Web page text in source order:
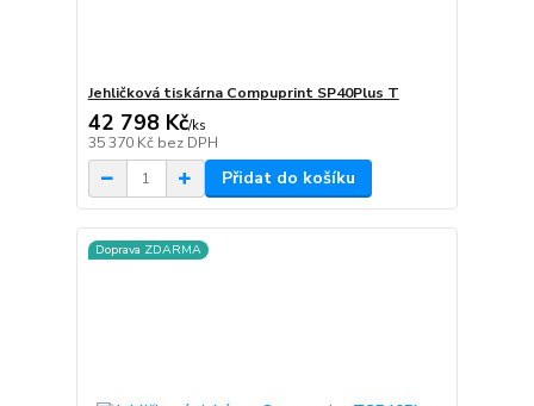
Jehličková tiskárna Compuprint SP40Plus T
42 798 Kč/ks
35 370 Kč bez DPH
Přidat do košíku
Doprava ZDARMA